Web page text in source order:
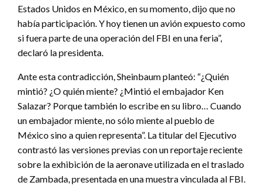
Estados Unidos en México, en su momento, dijo que no
había participación. Y hoy tienen un avión expuesto como
si fuera parte de una operación del FBI en una feria”,
declaró la presidenta.
Ante esta contradicción, Sheinbaum planteó: “¿Quién
mintió? ¿O quién miente? ¿Mintió el embajador Ken
Salazar? Porque también lo escribe en su libro… Cuando
un embajador miente, no sólo miente al pueblo de
México sino a quien representa”. La titular del Ejecutivo
contrastó las versiones previas con un reportaje reciente
sobre la exhibición de la aeronave utilizada en el traslado
de Zambada, presentada en una muestra vinculada al FBI.